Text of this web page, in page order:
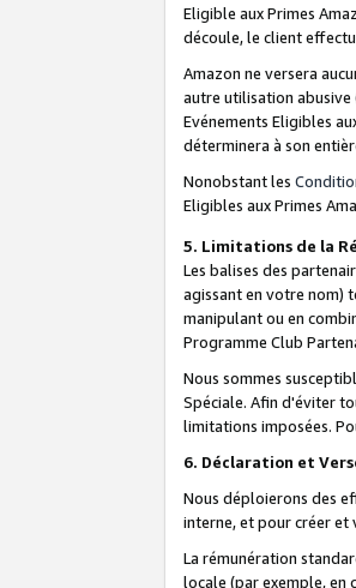
Eligible aux Primes
découle, le client
Amazon ne versera
autre utilisation
Evénements Eligibles
déterminera à son
Nonobstant les
Eligibles aux Primes
5. Limitations de la
Les balises des
agissant en votre nom)
manipulant ou en
Programme Club
Nous sommes
Spéciale. Afin d'éviter
limitations imposées.
6. Déclaration et
Nous déploierons des
interne, et pour créer et
La rémunération
locale (par exemple, en